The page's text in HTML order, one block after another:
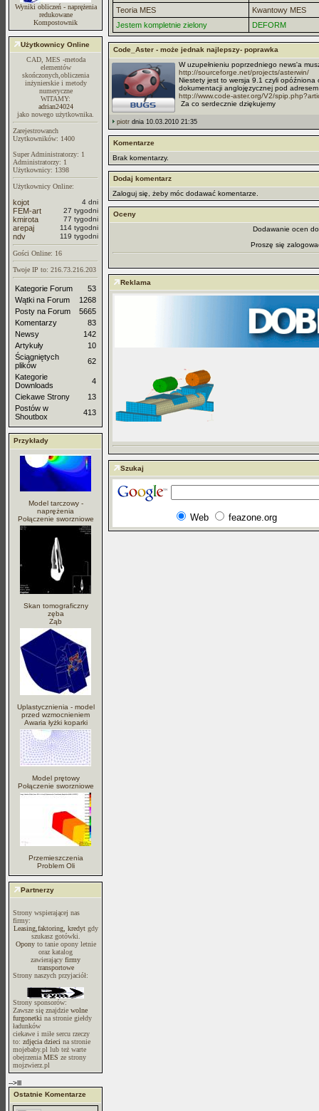
Wyniki obliczeń - naprężenia
redukowane
Kompostownik
Użytkownicy Online
CAD, MES -metoda
elementów
skończonych,obliczenia
inżynierskie i metody
numeryczne
WITAMY:
adrian24024
jako nowego użytkownika.
Zarejestrowanch
Uzytkowników: 1400
Super Administratorzy: 1
Administratorzy: 1
Użytkownicy: 1398
Użytkownicy Online:
kojot 4 dni
FEM-art 27 tygodni
kmirota 77 tygodni
arepaj 114 tygodni
ndv 119 tygodni
Gości Online: 16
Twoje IP to: 216.73.216.203
Kategorie Forum
53
Wątki na Forum
1268
Posty na Forum
5665
Komentarzy
83
Newsy
142
Artykuły
10
Ściągniętych
plików
62
Kategorie
Downloads
4
Ciekawe Strony
13
Postów w
Shoutbox
413
Przykłady
Model tarczowy -
naprężenia
Połączenie sworzniowe
Skan tomograficzny
zęba
Ząb
Uplastycznienia - model
przed wzmocnieniem
Awaria łyżki koparki
Model prętowy
Połączenie sworzniowe
Przemieszczenia
Problem Oli
Partnerzy
Strony wspierającej nas
firmy:
Leasing,faktoring, kredytgdy
szukasz gotówki.
Oponyto tanie opony letnie
oraz katalog
zawierający firmy
transportowe
Strony naszych przyjaciół:
Strony sponsorów:
Zawsze się znajdzie wolne
furgonetki na stronie giełdy
ładunków
ciekawe i miłe sercu rzeczy
to: zdjęcia dzieci na stronie
mojebaby.pl lub też warte
obejrzenia MES ze strony
mojzwierz.pl
-->lll
Ostatnie Komentarze
Teoria MES
Kwantowy MES
Jestem kompletnie zielony
DEFORM
Code_Aster - może jednak najlepszy- poprawka
W uzupełnieniu poprzedniego news'a
http://sourceforge.net/projects/asterwin/
Niestety jest to wersja 9.1 czyli
dokumentacji anglojęzycznej pod
http://www.code-aster.org/V2/
Za co serdecznie dziękujemy
piotr dnia 10.03.2010 21:35
Komentarze
Brak komentarzy.
Dodaj komentarz
Zaloguj się, żeby móc dodawać komentarze.
Oceny
Dodawanie ocen
Proszę się
Reklama
Szukaj
Web feazone.org